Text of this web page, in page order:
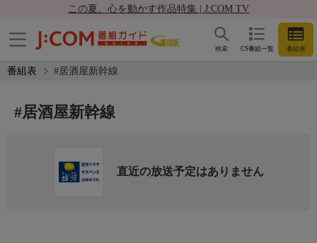
この夏、心を動かす作品特集 | J:COM TV
CS番組一覧 番組表
検索
番組表 #居酒屋新幹線
#居酒屋新幹線
直近の放送予定はありません